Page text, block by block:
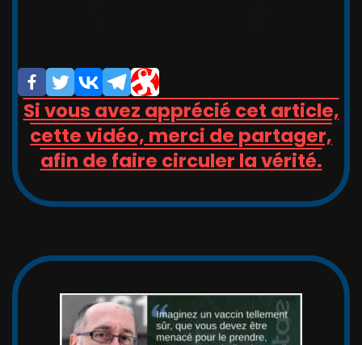
Si vous avez apprécié cet article,
cette vidéo, merci de partager,
afin de faire circuler la vérité.